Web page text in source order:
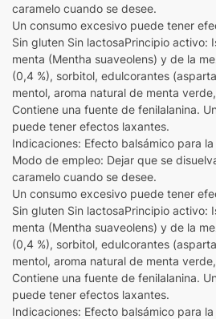
caramelo cuando se desee.
Un consumo excesivo puede tener
Sin gluten Sin lactosaPrincipio activo:
menta (Mentha suaveolens) y de la
(0,4 %), sorbitol, edulcorantes
mentol, aroma natural de menta
Contiene una fuente de fenilalanina.
puede tener efectos laxantes.
Indicaciones: Efecto balsámico para
Modo de empleo: Dejar que se
caramelo cuando se desee.
Un consumo excesivo puede tener
Sin gluten Sin lactosaPrincipio activo:
menta (Mentha suaveolens) y de la
(0,4 %), sorbitol, edulcorantes
mentol, aroma natural de menta
Contiene una fuente de fenilalanina.
puede tener efectos laxantes.
Indicaciones: Efecto balsámico para